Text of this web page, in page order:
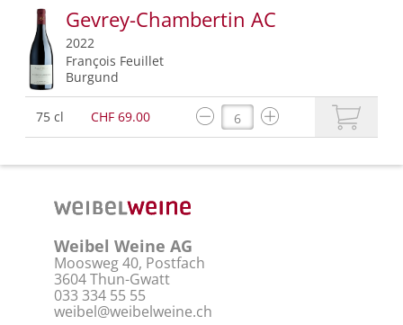
Gevrey-Chambertin AC
2022
François Feuillet
Burgund
75 cl CHF 69.00
Weibel Weine AG
Moosweg 40, Postfach
3604 Thun-Gwatt
033 334 55 55
weibel@weibelweine.ch